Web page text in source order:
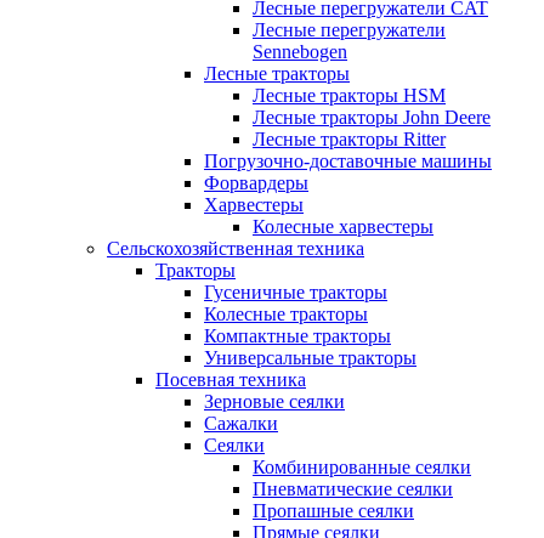
Лесные перегружатели CAT
Лесные перегружатели
Sennebogen
Лесные тракторы
Лесные тракторы HSM
Лесные тракторы John Deere
Лесные тракторы Ritter
Погрузочно-доставочные машины
Форвардеры
Харвестеры
Колесные харвестеры
Сельскохозяйственная техника
Тракторы
Гусеничные тракторы
Колесные тракторы
Компактные тракторы
Универсальные тракторы
Посевная техника
Зерновые сеялки
Сажалки
Сеялки
Комбинированные сеялки
Пневматические сеялки
Пропашные сеялки
Прямые сеялки